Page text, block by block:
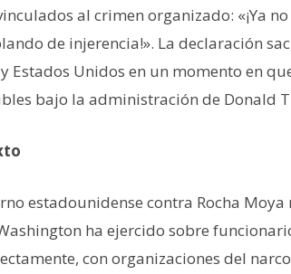
al crimen organizado: «¡Ya
de injerencia!». La declaración
Estados Unidos en un momento en
bajo la administración de Donald
estadounidense contra Rocha Moya
ha ejercido sobre
con organizaciones del